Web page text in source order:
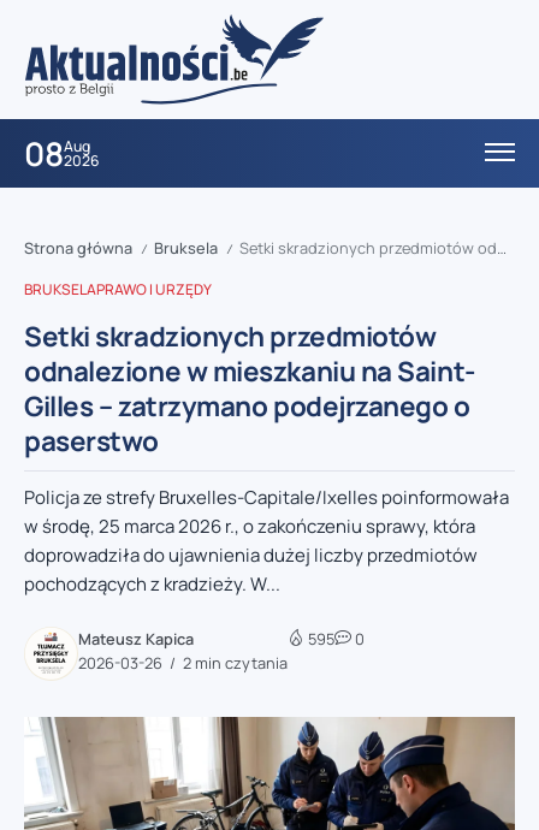
08Aug
2026
Strona główna / Bruksela / Setki skradzionych przedmiotów odnalezione w mieszkaniu na Saint-Gilles – zatrzymano podejrzanego o paserstwo
BRUKSELAPRAWO I URZĘDY
Setki skradzionych przedmiotów
odnalezione w mieszkaniu na Saint-
Gilles – zatrzymano podejrzanego o
paserstwo
Policja ze strefy Bruxelles-Capitale/Ixelles poinformowała
w środę, 25 marca 2026 r., o zakończeniu sprawy, która
doprowadziła do ujawnienia dużej liczby przedmiotów
pochodzących z kradzieży. W...
Mateusz Kapica
2026-03-26
2 min czytania
595 0